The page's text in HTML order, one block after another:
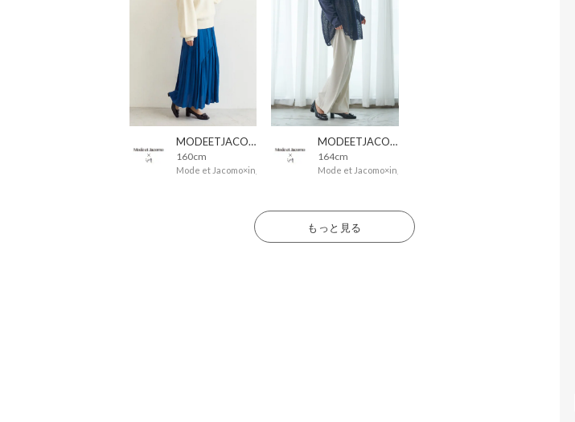
MODEETJACOMOingSTAFF
160cm
Mode et Jacomo×ing
MODEETJACOMOingSTAFF
164cm
Mode et Jacomo×ing
もっと見る